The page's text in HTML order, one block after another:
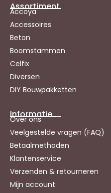
Assortiment
Accoya
Accessoires
Beton
Boomstammen
Celfix
Diversen
DIY Bouwpakketten
Informatie
Over ons
Veelgestelde vragen (FAQ)
Betaalmethoden
Klantenservice
Verzenden & retourneren
Mijn account